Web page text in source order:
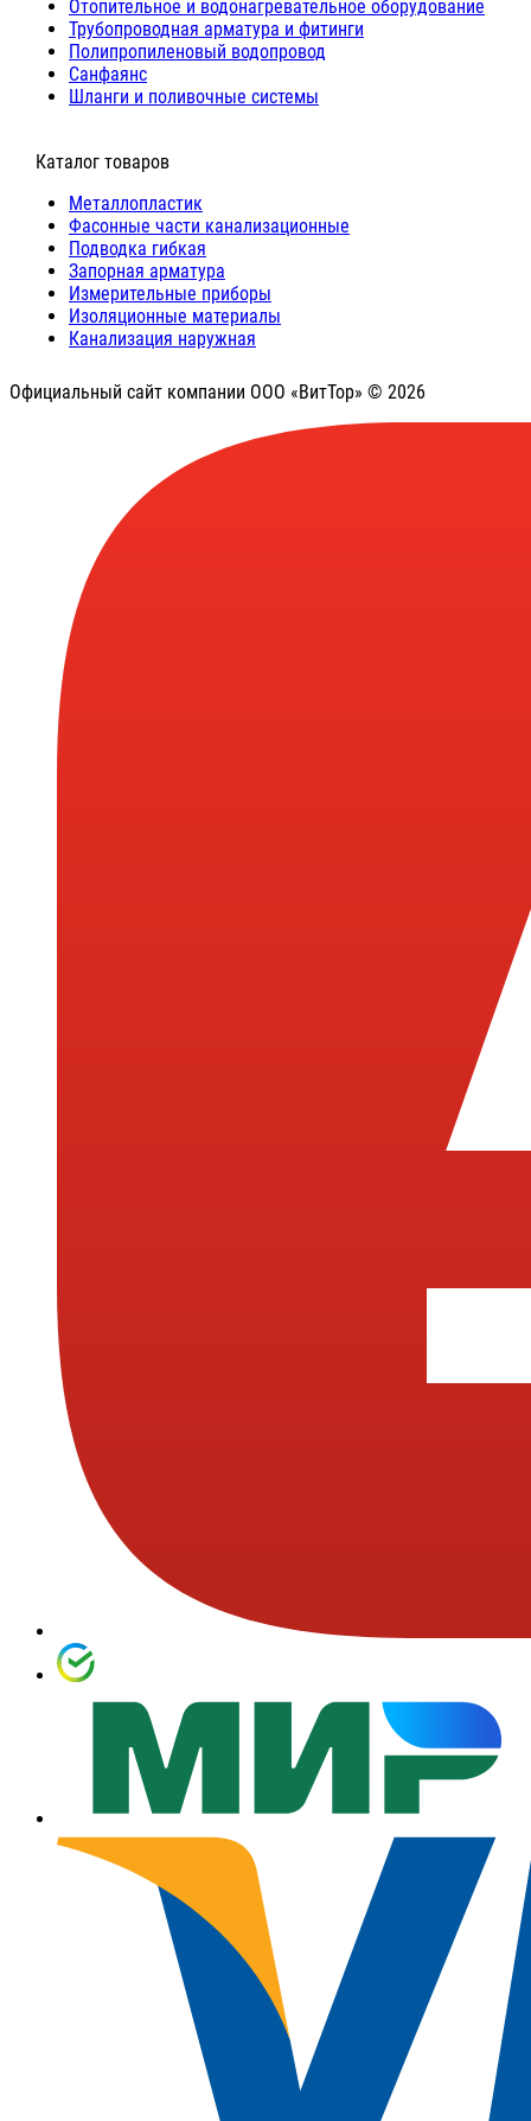
Отопительное и водонагревательное оборудование
Трубопроводная арматура и фитинги
Полипропиленовый водопровод
Санфаянс
Шланги и поливочные системы
⠀Каталог товаров
Металлопластик
Фасонные части канализационные
Подводка гибкая
Запорная арматура
Измерительные приборы
Изоляционные материалы
Канализация наружная
Официальный сайт компании ООО «ВитТор» © 2026